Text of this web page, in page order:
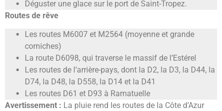
Déguster une glace sur le port de Saint-Tropez.
Routes de rêve
Les routes M6007 et M2564 (moyenne et grande
corniches)
La route D6098, qui traverse le massif de l’Estérel
Les routes de l’arrière-pays, dont la D2, la D3, la D44, la
D74, la D48, la D558, la D14 et la D41
Les routes D61 et D93 à Ramatuelle
Avertissement : La pluie rend les routes de la Côte d’Azur